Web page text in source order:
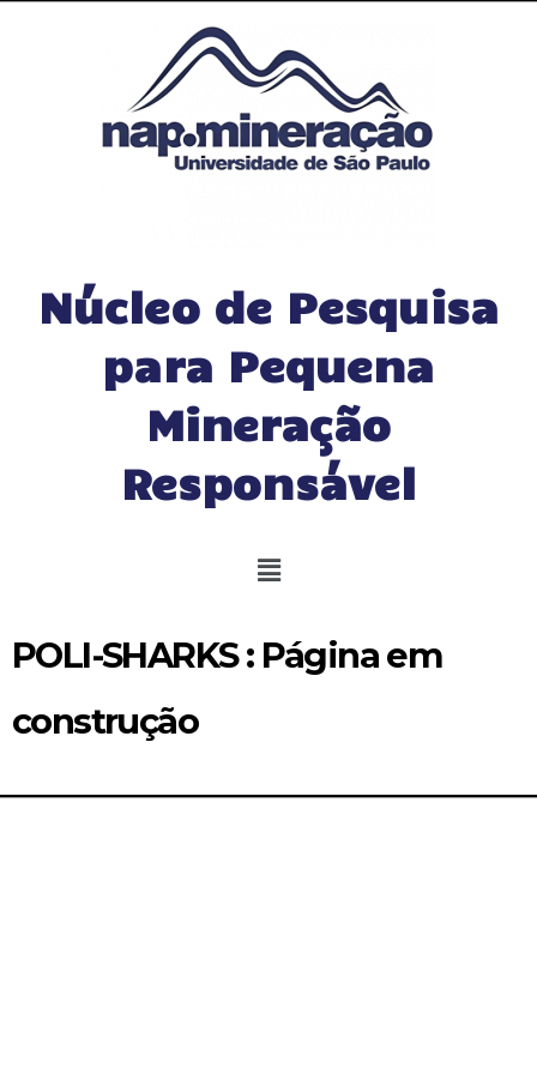
Núcleo de Pesquisa
para Pequena
Mineração
Responsável
POLI-SHARKS : Página em
construção